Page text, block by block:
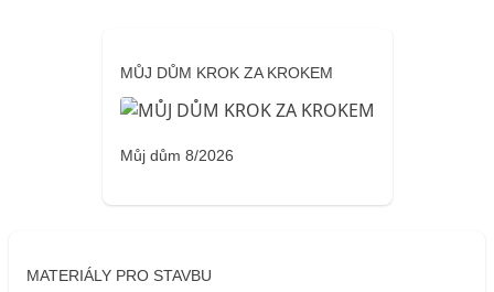
MŮJ DŮM KROK ZA KROKEM
Můj dům 8/2026
MATERIÁLY PRO STAVBU